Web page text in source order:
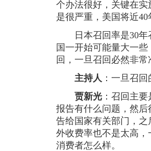
个办法很好，关键在
是很严重，美国将近
日本召回率是30年
国一开始可能量大一
回，一旦召回必然非常
主持人 ：一旦召
贾新光 ：召回主
报告有什么问题，然
告给国家有关部门，
外收费率也不是太高
消费者怎么样。